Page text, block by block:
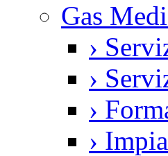
Gas
›
›
›
›